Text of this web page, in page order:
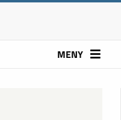
MENY